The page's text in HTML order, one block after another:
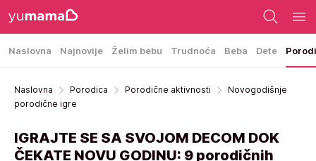
Naslovna Najnovije Želim bebu Trudnoća Beba Dete
Naslovna Porodica Porodične aktivnosti
Novogodišnje
porodične igre
IGRAJTE SE SA SVOJOM DECOM DOK
ČEKATE NOVU GODINU: 9 porodičnih